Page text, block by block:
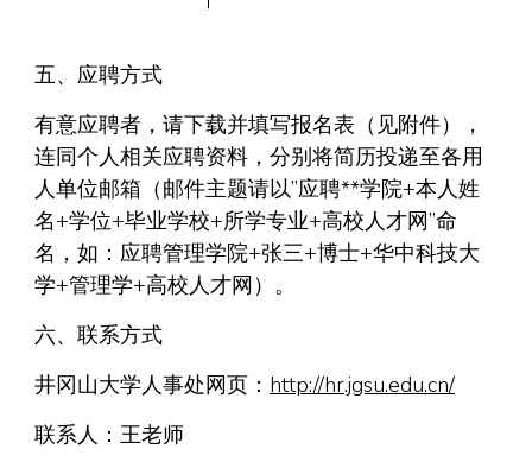
五、应聘方式
有意应聘者，请下载并填写报名表（见附件），
连同个人相关应聘资料，分别将简历投递至各用
人单位邮箱（邮件主题请以”应聘**学院+本人姓
名+学位+毕业学校+所学专业+高校人才网”命
名，如：应聘管理学院+张三+博士+华中科技大
学+管理学+高校人才网）。
六、联系方式
井冈山大学人事处网页： http://hr.jgsu.edu.cn/
联系人：王老师